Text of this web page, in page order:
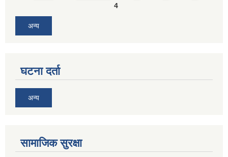
4
अन्य
घटना दर्ता
अन्य
सामाजिक सुरक्षा